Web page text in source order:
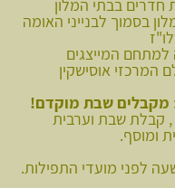
בסמוך לבנייני האומה
מקבלים שבת מוקדם!
לפני מועדי התפילות.